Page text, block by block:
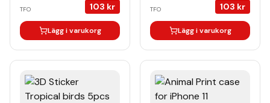
TFO 103 kr
Lägg i varukorg
TFO 103 kr
Lägg i varukorg